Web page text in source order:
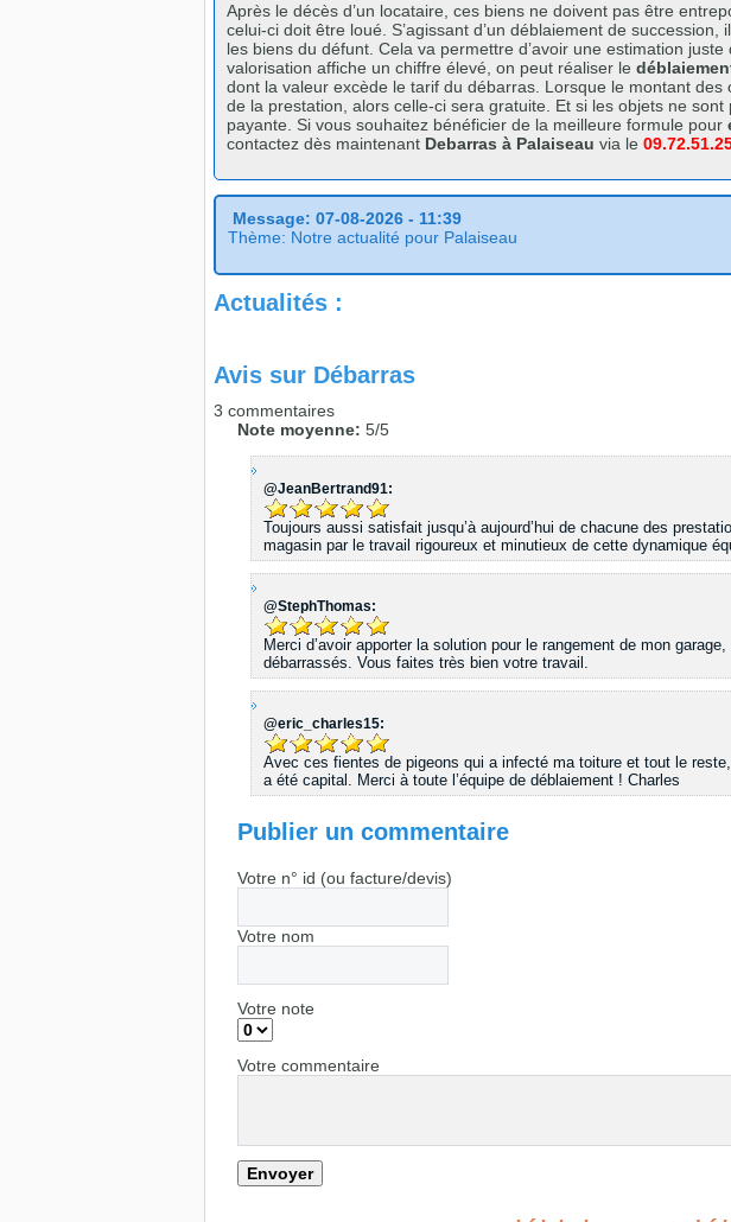
Après le décès d’un locataire, ces biens ne doivent pas être
celui-ci doit être loué. S’agissant d’un déblaiement de
les biens du défunt. Cela va permettre d’avoir une estimation
valorisation affiche un chiffre élevé, on peut réaliser le
dont la valeur excède le tarif du débarras. Lorsque le montant des
de la prestation, alors celle-ci sera gratuite. Et si les objets ne
payante. Si vous souhaitez bénéficier de la meilleure formule pour
contactez dès maintenant Debarras à Palaiseau via le
Message: 07-08-2026 - 11:39
Thème: Notre actualité pour Palaiseau
Actualités :
Avis sur Débarras
3 commentaires
Note moyenne: 5/5
@JeanBertrand91:
Toujours aussi satisfait jusqu’à aujourd’hui de chacune des
magasin par le travail rigoureux et minutieux de cette dynamique
@StephThomas:
Merci d’avoir apporter la solution pour le rangement de mon
débarrassés. Vous faites très bien votre travail.
@eric_charles15:
Avec ces fientes de pigeons qui a infecté ma toiture et tout le
a été capital. Merci à toute l’équipe de déblaiement ! Charles
Publier un commentaire
Votre n° id (ou facture/devis)
Votre nom
Votre note
Votre commentaire